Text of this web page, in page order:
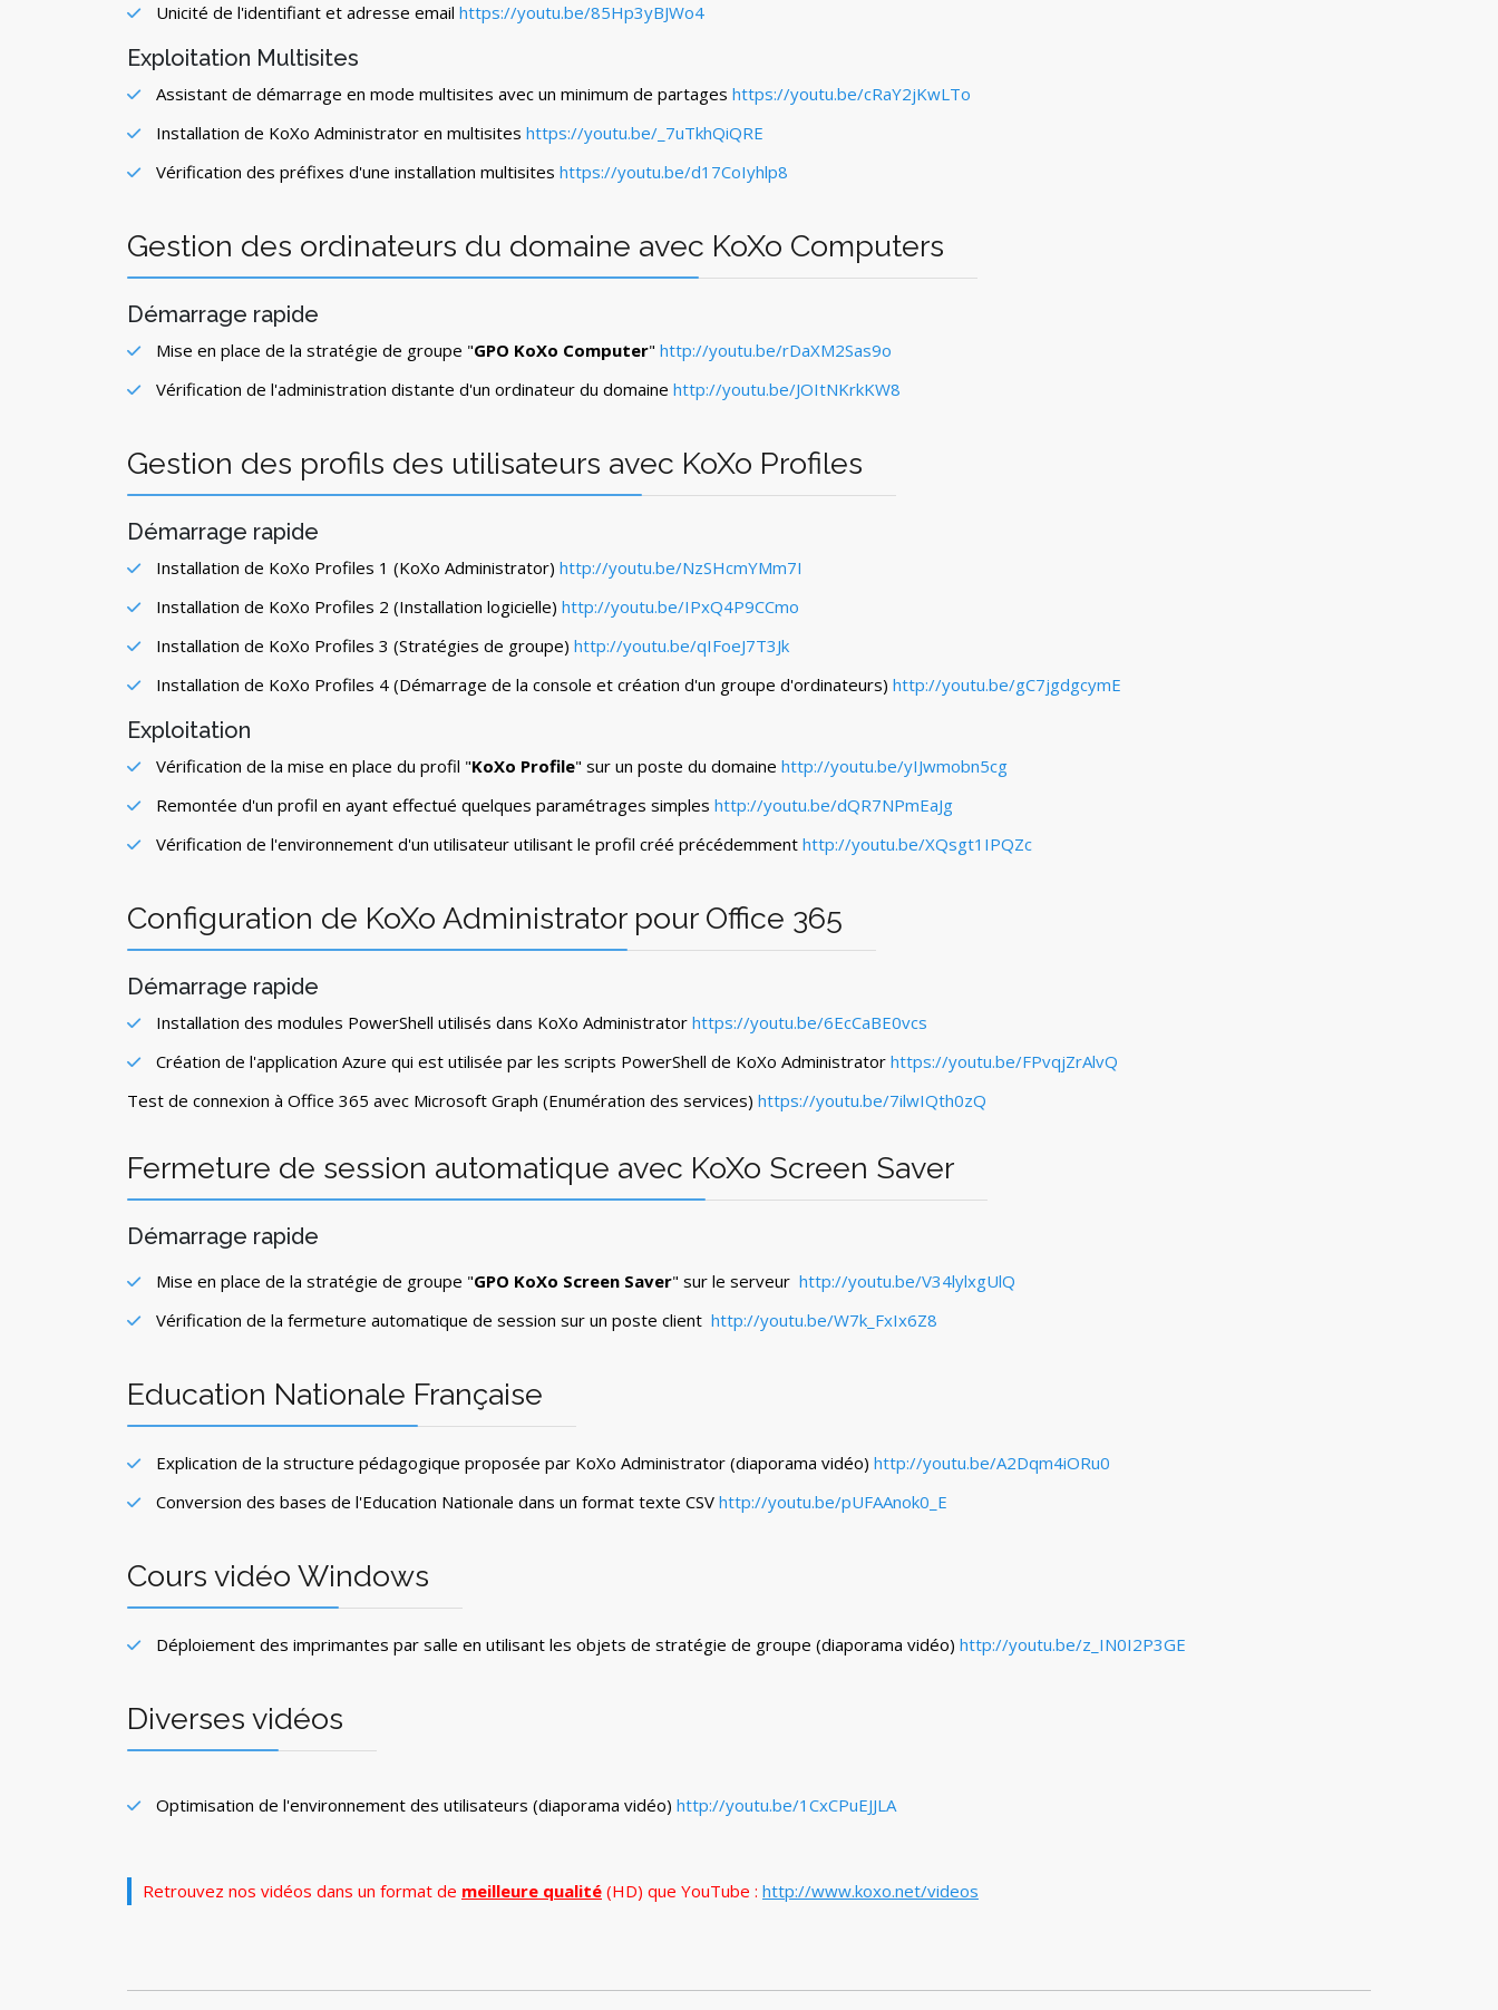
Unicité de l'identifiant et adresse email https://youtu.be/85Hp3yBJWo4
Exploitation Multisites
Assistant de démarrage en mode multisites avec un minimum de partages https://youtu.be/cRaY2jKwLTo
Installation de KoXo Administrator en multisites https://youtu.be/_7uTkhQiQRE
Vérification des préfixes d'une installation multisites https://youtu.be/d17CoIyhlp8
Gestion des ordinateurs du domaine avec KoXo Computers
Démarrage rapide
Mise en place de la stratégie de groupe "GPO KoXo Computer" http://youtu.be/rDaXM2Sas9o
Vérification de l'administration distante d'un ordinateur du domaine http://youtu.be/JOItNKrkKW8
Gestion des profils des utilisateurs avec KoXo Profiles
Démarrage rapide
Installation de KoXo Profiles 1 (KoXo Administrator) http://youtu.be/NzSHcmYMm7I
Installation de KoXo Profiles 2 (Installation logicielle) http://youtu.be/IPxQ4P9CCmo
Installation de KoXo Profiles 3 (Stratégies de groupe) http://youtu.be/qIFoeJ7T3Jk
Installation de KoXo Profiles 4 (Démarrage de la console et création d'un groupe d'ordinateurs) http://youtu.be/gC7jgdgcymE
Exploitation
Vérification de la mise en place du profil "KoXo Profile" sur un poste du domaine http://youtu.be/yIJwmobn5cg
Remontée d'un profil en ayant effectué quelques paramétrages simples http://youtu.be/dQR7NPmEaJg
Vérification de l'environnement d'un utilisateur utilisant le profil créé précédemment http://youtu.be/XQsgt1IPQZc
Configuration de KoXo Administrator pour Office 365
Démarrage rapide
Installation des modules PowerShell utilisés dans KoXo Administrator https://youtu.be/6EcCaBE0vcs
Création de l'application Azure qui est utilisée par les scripts PowerShell de KoXo Administrator https://youtu.be/FPvqjZrAlvQ
Test de connexion à Office 365 avec Microsoft Graph (Enumération des services) https://youtu.be/7ilwIQth0zQ
Fermeture de session automatique avec KoXo Screen Saver
Démarrage rapide
Mise en place de la stratégie de groupe "GPO KoXo Screen Saver" sur le serveur http://youtu.be/V34lylxgUlQ
Vérification de la fermeture automatique de session sur un poste client http://youtu.be/W7k_FxIx6Z8
Education Nationale Française
Explication de la structure pédagogique proposée par KoXo Administrator (diaporama vidéo) http://youtu.be/A2Dqm4iORu0
Conversion des bases de l'Education Nationale dans un format texte CSV http://youtu.be/pUFAAnok0_E
Cours vidéo Windows
Déploiement des imprimantes par salle en utilisant les objets de stratégie de groupe (diaporama vidéo) http://youtu.be/z_IN0I2P3GE
Diverses vidéos
Optimisation de l'environnement des utilisateurs (diaporama vidéo) http://youtu.be/1CxCPuEJJLA
Retrouvez nos vidéos dans un format de meilleure qualité (HD) que YouTube : http://www.koxo.net/videos